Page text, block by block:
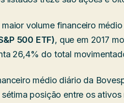
volume financeiro
500 ETF), que em 2017
26,4% do total
médio diário da
posição entre os